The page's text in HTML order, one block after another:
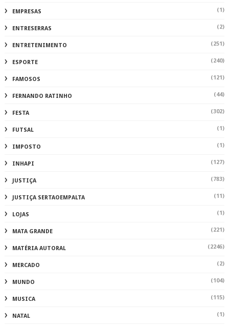
EMPRESAS (1)
ENTRESERRAS (2)
ENTRETENIMENTO (251)
ESPORTE (240)
FAMOSOS (121)
FERNANDO RATINHO (44)
FESTA (302)
FUTSAL (1)
IMPOSTO (1)
INHAPI (127)
JUSTIÇA (783)
JUSTIÇA SERTAOEMPALTA (11)
LOJAS (1)
MATA GRANDE (221)
MATÉRIA AUTORAL (2246)
MERCADO (2)
MUNDO (104)
MUSICA (115)
NATAL (1)